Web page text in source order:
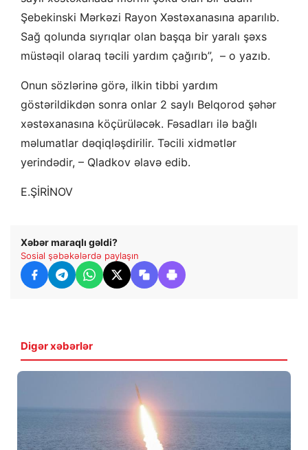
Şebekinski Mərkəzi Rayon Xəstəxanasına aparılıb.
Sağ qolunda sıyrıqlar olan başqa bir yaralı şəxs
müstəqil olaraq təcili yardım çağırıb”, – o yazıb.
Onun sözlərinə görə, ilkin tibbi yardım
göstərildikdən sonra onlar 2 saylı Belqorod şəhər
xəstəxanasına köçürüləcək. Fəsadları ilə bağlı
məlumatlar dəqiqləşdirilir. Təcili xidmətlər
yerindədir, – Qladkov əlavə edib.
E.ŞİRİNOV
Xəbər maraqlı gəldi?
Sosial şəbəkələrdə paylaşın
Digər xəbərlər